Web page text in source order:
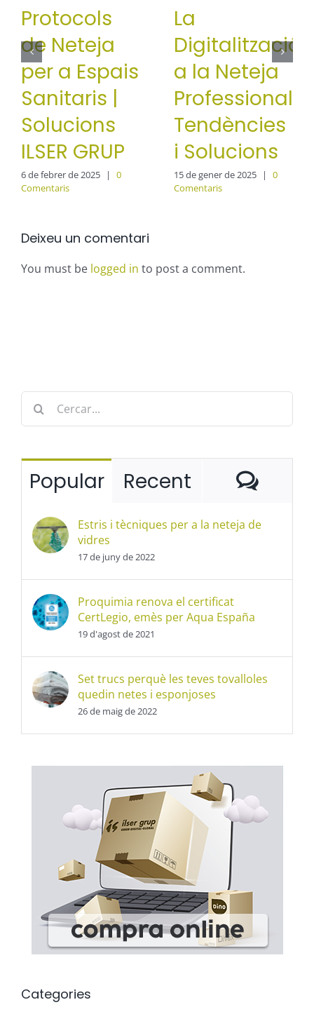
Protocols
de Neteja
per a Espais
Sanitaris |
Solucions
ILSER GRUP
6 de febrer de 2025 |
0
Comentaris
La
Digitalització
a la Neteja
Professional:
Tendències
i Solucions
15 de gener de 2025 |
0
Comentaris
Deixeu un comentari
You must be logged in to post a comment.
Cerca
Popular Recent
Estris i tècniques per a la neteja de
vidres
17 de juny de 2022
Proquimia renova el certificat
CertLegio, emès per Aqua España
19 d'agost de 2021
Set trucs perquè les teves tovalloles
quedin netes i esponjoses
26 de maig de 2022
Categories